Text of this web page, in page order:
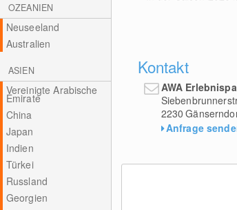
OZEANIEN
Neuseeland
Australien
ASIEN
Vereinigte Arabische
Emirate
China
Japan
Indien
Türkei
Russland
Georgien
Kontakt
AWA
2230
Anfrage